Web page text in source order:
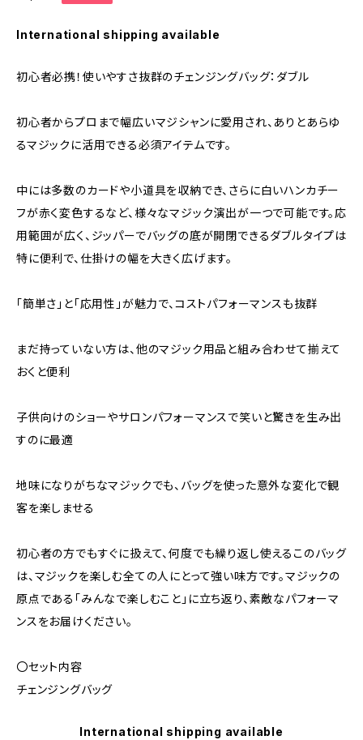
International shipping available
初心者必携！使いやすさ抜群のチェンジングバッグ：ダブル
初心者からプロまで幅広いマジシャンに愛用され、ありとあらゆ
るマジックに活用できる必須アイテムです。
中には多数のカードや小道具を収納でき、さらに白いハンカチー
フが赤く変色するなど、様々なマジック演出が一つで可能です。応
用範囲が広く、ジッパーでバッグの底が開閉できるダブルタイプは
特に便利で、仕掛けの幅を大きく広げます。
「簡単さ」と「応用性」が魅力で、コストパフォーマンスも抜群
まだ持っていない方は、他のマジック用品と組み合わせて揃えて
おくと便利
子供向けのショーやサロンパフォーマンスで笑いと驚きを生み出
すのに最適
地味になりがちなマジックでも、バッグを使った意外な変化で観
客を楽しませる
初心者の方でもすぐに扱えて、何度でも繰り返し使えるこのバッグ
は、マジックを楽しむ全ての人にとって強い味方です。マジックの
原点である「みんなで楽しむこと」に立ち返り、素敵なパフォーマ
ンスをお届けください。
〇セット内容
チェンジングバッグ
International shipping available